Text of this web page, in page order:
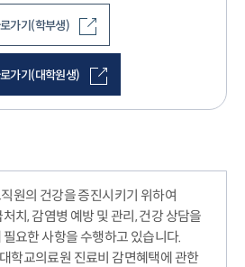
가기(학부생)
가기(대학원생)
원의 건강을 증진시키기 위하여
치, 감염병 예방 및 관리, 건강 상담을
요한 사항을 수행하고 있습니다.
학교의료원 진료비 감면혜택에 관한